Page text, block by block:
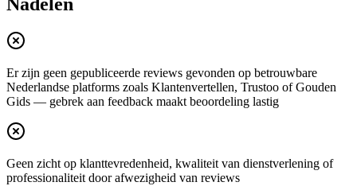
Nadelen
Er zijn geen gepubliceerde reviews gevonden op betrouwbare
Nederlandse platforms zoals Klantenvertellen, Trustoo of Gouden
Gids — gebrek aan feedback maakt beoordeling lastig
Geen zicht op klanttevredenheid, kwaliteit van dienstverlening of
professionaliteit door afwezigheid van reviews